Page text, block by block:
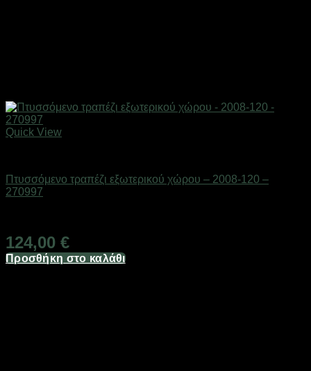
Quick View
Πτυσσόμενο τραπέζι εξωτερικού χώρου – 2008-120 –
270997
124,00 €
Προσθήκη στο καλάθι